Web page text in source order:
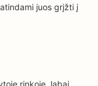
juos grįžti į
rinkoje, labai